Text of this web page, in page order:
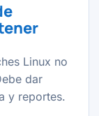
Linux no
dar
y reportes.